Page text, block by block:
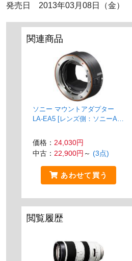
発売日 2013年03月08日（金）
関連商品
ソニー マウントアダプター
LA-EA5 [レンズ側：ソニーA
価格： 24,030円
中古： 22,900円 ～ (3点)
あわせて買う
閲覧履歴